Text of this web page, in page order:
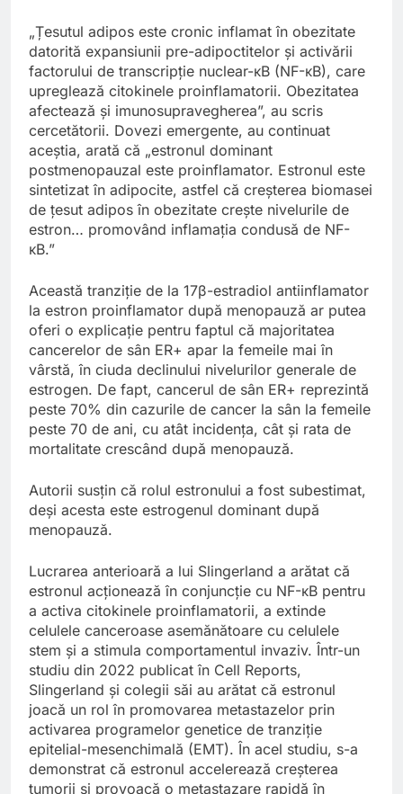
„Țesutul adipos este cronic inflamat în obezitate
datorită expansiunii pre-adipoctitelor și activării
factorului de transcripție nuclear-κB (NF-κB), care
upreglează citokinele proinflamatorii. Obezitatea
afectează și imunosupravegherea”, au scris
cercetătorii. Dovezi emergente, au continuat
aceștia, arată că „estronul dominant
postmenopauzal este proinflamator. Estronul este
sintetizat în adipocite, astfel că creșterea biomasei
de țesut adipos în obezitate crește nivelurile de
estron… promovând inflamația condusă de NF-
κB.”
Această tranziție de la 17β-estradiol antiinflamator
la estron proinflamator după menopauză ar putea
oferi o explicație pentru faptul că majoritatea
cancerelor de sân ER+ apar la femeile mai în
vârstă, în ciuda declinului nivelurilor generale de
estrogen. De fapt, cancerul de sân ER+ reprezintă
peste 70% din cazurile de cancer la sân la femeile
peste 70 de ani, cu atât incidența, cât și rata de
mortalitate crescând după menopauză.
Autorii susțin că rolul estronului a fost subestimat,
deși acesta este estrogenul dominant după
menopauză.
Lucrarea anterioară a lui Slingerland a arătat că
estronul acționează în conjuncție cu NF-κB pentru
a activa citokinele proinflamatorii, a extinde
celulele canceroase asemănătoare cu celulele
stem și a stimula comportamentul invaziv. Într-un
studiu din 2022 publicat în Cell Reports,
Slingerland și colegii săi au arătat că estronul
joacă un rol în promovarea metastazelor prin
activarea programelor genetice de tranziție
epitelial-mesenchimală (EMT). În acel studiu, s-a
demonstrat că estronul accelerează creșterea
tumorii și provoacă o metastazare rapidă în